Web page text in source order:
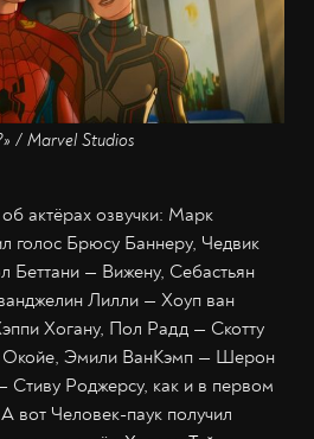
/ Marvel Studios
об актёрах озвучки: Марк
голос Брюсу Баннеру, Чедвик
Беттани — Вижену, Себастьян
Лилли — Хоуп ван
Хогану, Пол Радд — Скотту
Окойе, Эмили ВанКэмп — Шерон
Стиву Роджерсу, как и в первом
вот Человек-паук получил